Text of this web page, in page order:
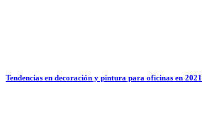
Tendencias en decoración y pintura para oficinas en 2021